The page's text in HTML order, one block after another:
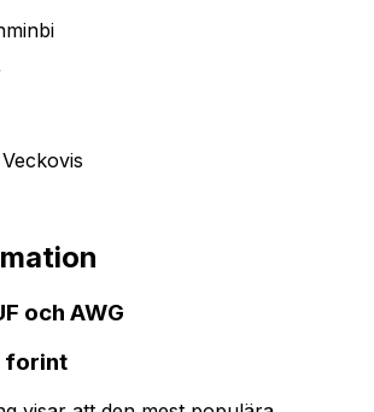
Veckovis
och AWG
forint